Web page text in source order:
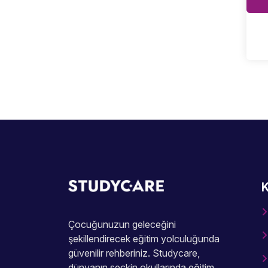
Çocuğunuzun geleceğini
şekillendirecek eğitim yolculuğunda
güvenilir rehberiniz. Studycare,